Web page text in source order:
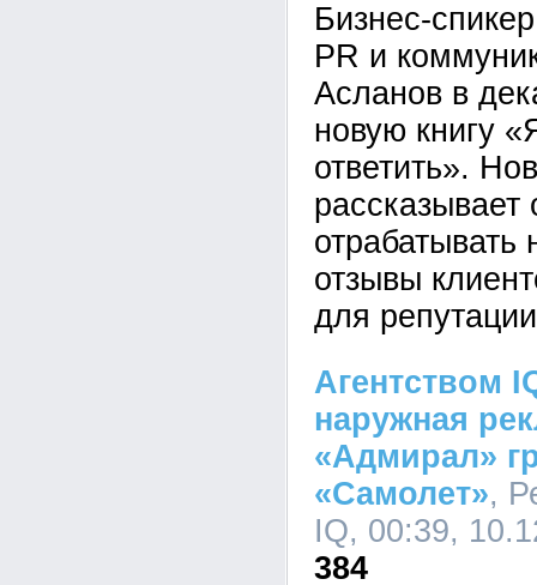
Бизнес-
PR и
Асланов в
новую книгу
ответить».
рассказывает
отрабатывать
отзывы
для
Агентством
наружная
«Адмирал»
«Самолет»,
IQ, 00:39,
384